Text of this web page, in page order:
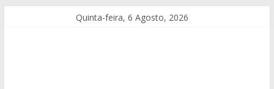
Quinta-feira, 6 Agosto, 2026